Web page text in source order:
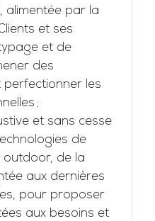
alimentée par la
et ses
et de
des
perfectionner les
;
et sans cesse
de
outdoor, de la
aux dernières
pour proposer
aux besoins et